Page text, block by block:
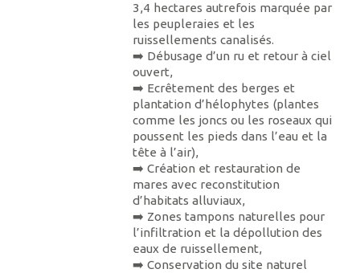
3,4 hectares autrefois marquée par
les peupleraies et les
ruissellements canalisés.
➡️ Débusage d’un ru et retour à ciel
ouvert,
➡️ Ecrêtement des berges et
plantation d’hélophytes (plantes
comme les joncs ou les roseaux qui
poussent les pieds dans l’eau et la
tête à l’air),
➡️ Création et restauration de
mares avec reconstitution
d’habitats alluviaux,
➡️ Zones tampons naturelles pour
l’infiltration et la dépollution des
eaux de ruissellement,
➡️ Conservation du site naturel